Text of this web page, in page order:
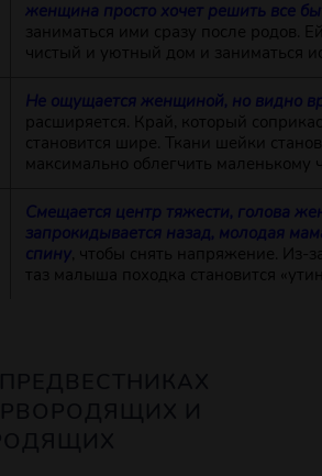
женщина просто хочет решить все
заниматься ими сразу после родов.
чистый и уютный дом и заниматься
Не ощущается женщиной, но видно
расширяется. Край, который
становится шире. Ткани шейки
максимально облегчить маленькому
Смещается центр тяжести, голова
запрокидывается назад, молодая
спину, чтобы снять напряжение. Из-
таз малыша походка становится